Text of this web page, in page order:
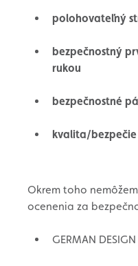
polohovateľný
bezpečnostný
rukou
bezpečnostné
kvalita/bezpečie
Okrem toho
ocenenia za
GERMAN